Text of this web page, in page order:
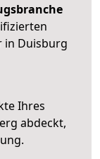
in Duisburg
Ihres
abdeckt,